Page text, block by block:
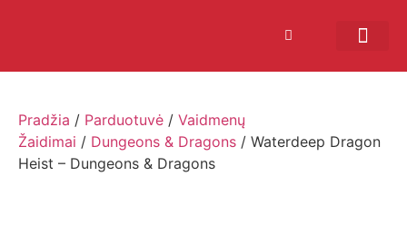
Pradžia / Parduotuvė / Vaidmenų
Žaidimai / Dungeons & Dragons / Waterdeep Dragon
Heist – Dungeons & Dragons